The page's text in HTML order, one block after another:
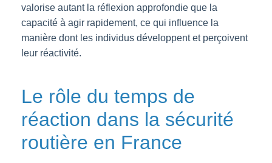
valorise autant la réflexion approfondie que la
capacité à agir rapidement, ce qui influence la
manière dont les individus développent et perçoivent
leur réactivité.
Le rôle du temps de
réaction dans la sécurité
routière en France